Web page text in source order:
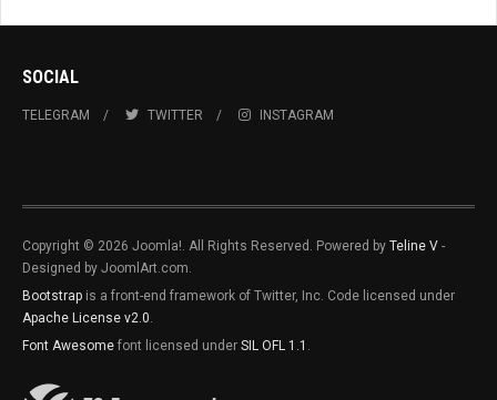
SOCIAL
TELEGRAM TWITTER INSTAGRAM
Copyright © 2026 Joomla!. All Rights Reserved. Powered by Teline V -
Designed by JoomlArt.com.
Bootstrap is a front-end framework of Twitter, Inc. Code licensed under
Apache License v2.0.
Font Awesome font licensed under SIL OFL 1.1 .